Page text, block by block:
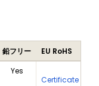
鉛フリー
EU RoHS
Yes
Certificate Of